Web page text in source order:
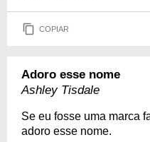
COPIAR
Adoro esse nome
Ashley Tisdale
Se eu fosse uma marca
adoro esse nome.